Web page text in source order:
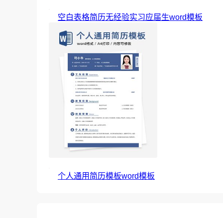
空白表格简历无经验实习应届生word模板
个人通用简历模板word模板